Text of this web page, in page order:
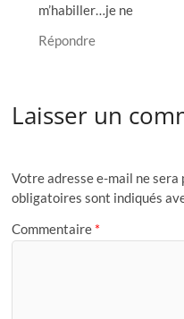
m’habiller…je ne
Répondre
Laisser un
Votre adresse e-mail ne sera
obligatoires sont indiqués
Commentaire *